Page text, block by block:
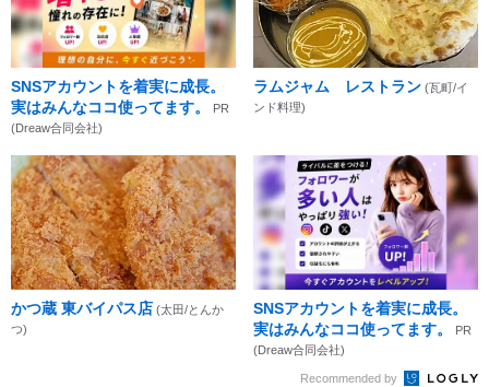
SNSアカウントを着実に成長。
実はみんなココ使ってます。
PR
(Dreaw合同会社)
ラムジャム レストラン (瓦町/イ
ンド料理)
かつ蔵 東バイパス店 (太田/とんか
つ)
SNSアカウントを着実に成長。
実はみんなココ使ってます。
PR
(Dreaw合同会社)
Recommended by